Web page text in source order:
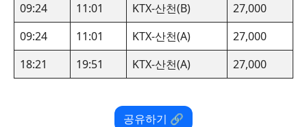
09:24
11:01 KTX-산천(B)
27,000
09:24
11:01 KTX-산천(A)
27,000
18:21
19:51 KTX-산천(A) 27,000
공유하기 🔗